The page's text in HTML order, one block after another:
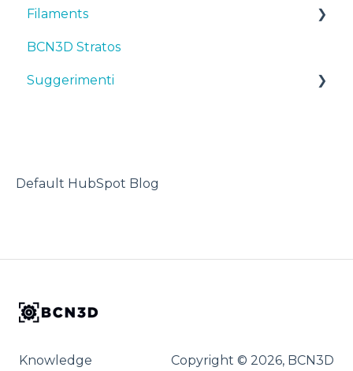
Primi passi
Manutenzione
Consigli
Manuals & Downloads
First steps
Maintenance
Filaments
Suggerimenti
TPU
BCN3D Stratos
Suggerimenti
Default HubSpot Blog
Knowledge
Copyright © 2026, BCN3D